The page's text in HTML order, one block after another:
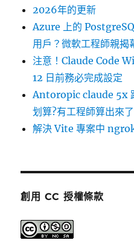
2026年的更新
Azure 上的
用戶？微軟工程師親揭
注意！Claude Code
12 日前務必完成設定
Antoropic claude 5x
划算?有工程師算出來
解決 Vite 專案中
創用 CC 授權條款